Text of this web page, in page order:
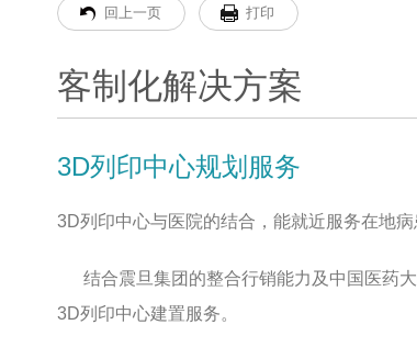
回上一页 打印
客制化解决方案
3D列印中心规划服务
3D列印中心与医院的结合，能就近服务在地
结合震旦集团的整合行销能力及中国医药大
3D列印中心建置服务。